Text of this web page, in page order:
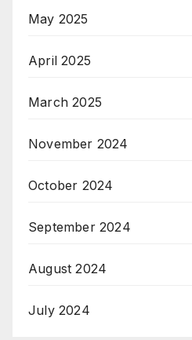
May 2025
April 2025
March 2025
November 2024
October 2024
September 2024
August 2024
July 2024